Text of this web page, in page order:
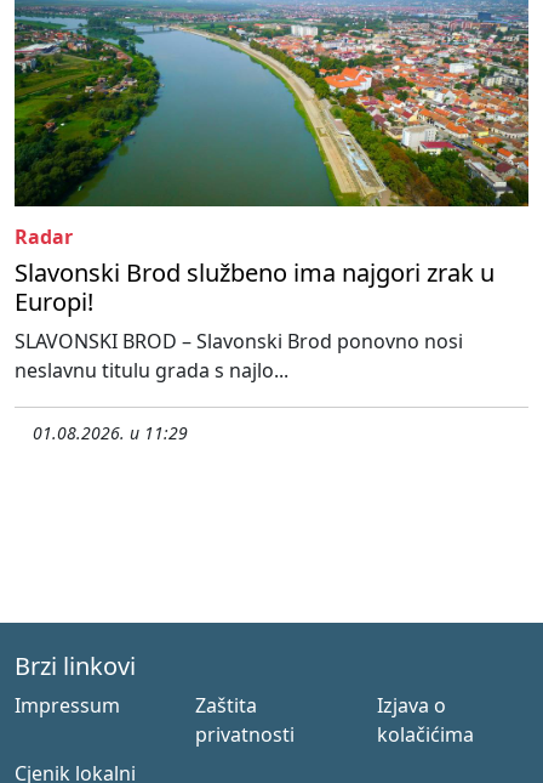
Radar
Slavonski Brod službeno ima najgori zrak u
Europi!
SLAVONSKI BROD – Slavonski Brod ponovno nosi
neslavnu titulu grada s najlo...
01.08.2026. u 11:29
Brzi linkovi
Impressum
Zaštita
privatnosti
Izjava o
kolačićima
Cjenik lokalni